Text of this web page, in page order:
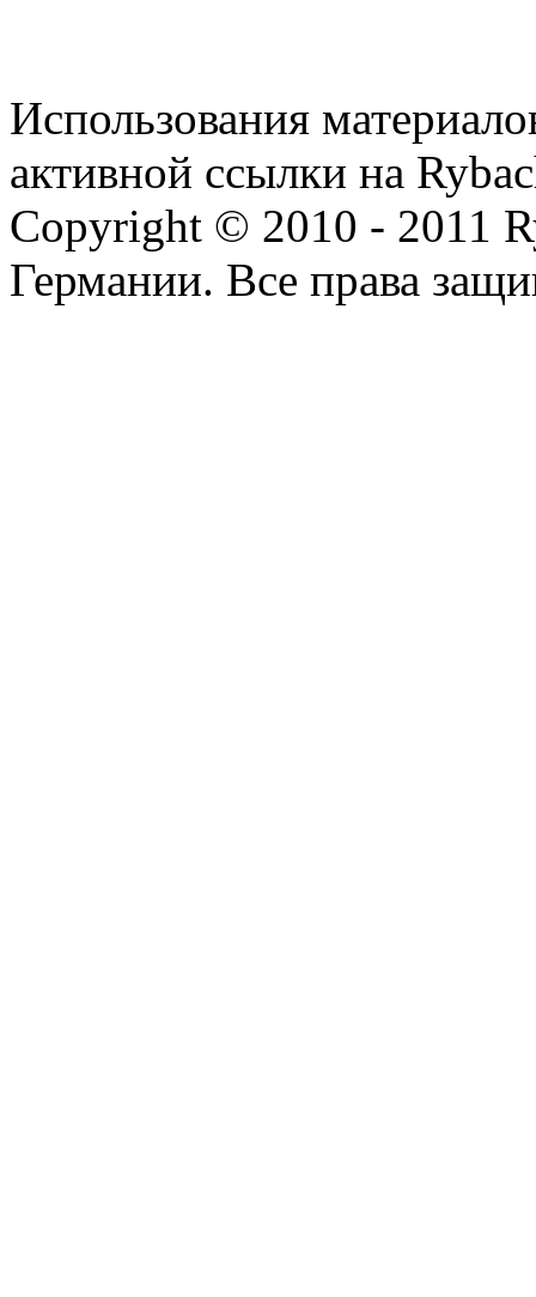
Использования
активной ссылки на
Copyright © 2010 - 2011
Германии. Все права